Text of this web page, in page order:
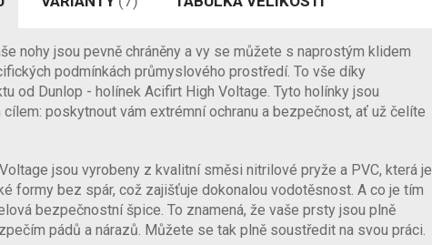
nohy jsou pevně chráněny a vy se můžete s naprostým klidem
podmínkách průmyslového prostředí. To vše díky
od Dunlop - holínek Acifirt High Voltage. Tyto holínky jsou
poskytnout vám extrémní ochranu a bezpečnost, ať už čelíte
jsou vyrobeny z kvalitní směsi nitrilové pryže a PVC, která je
formy bez spár, což zajišťuje dokonalou vodotěsnost. A co je tím
bezpečnostní špice. To znamená, že vaše prsty jsou plně
pádů a nárazů. Můžete se tak plně soustředit na svou práci.